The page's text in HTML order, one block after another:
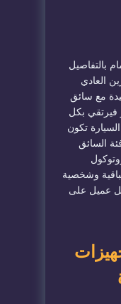
بالتفاصيل
العادي
مع سائق
فيرتقي بكل
تكون
السائق
وشخصية
عميل على